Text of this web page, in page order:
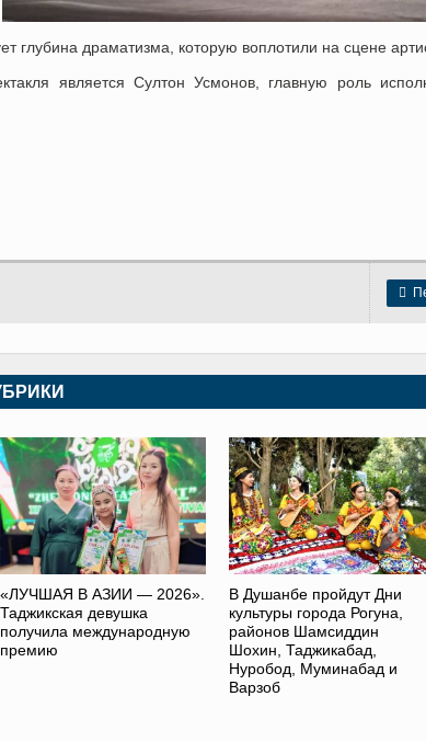
глубина драматизма, которую воплотили на сцене
является Султон Усмонов, главную роль

«ЛУЧШАЯ В АЗИИ — 2026».
Таджикская девушка
получила международную
премию
В Душанбе пройдут Дни
культуры города Рогуна,
районов Шамсиддин
Шохин, Таджикабад,
Нуробод, Муминабад и
Варзоб